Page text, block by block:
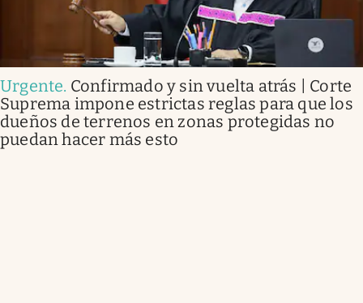
Urgente. Confirmado y sin vuelta atrás | Corte
Suprema impone estrictas reglas para que los
dueños de terrenos en zonas protegidas no
puedan hacer más esto